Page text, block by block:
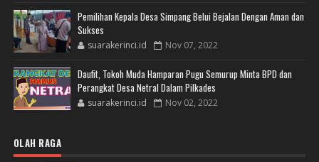
Pemilihan Kepala Desa Simpang Belui Bejalan Dengan Aman dan
Sukses
suarakerinci.id Nov 07, 2022
Daufit, Tokoh Muda Hamparan Pugu Semurup Minta BPD dan
Perangkat Desa Netral Dalam Pilkades
suarakerinci.id Nov 02, 2022
OLAH RAGA